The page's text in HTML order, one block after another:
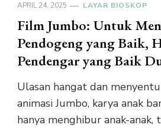
APRIL 24, 2025 LAYAR BIOSKOP
Film Jumbo: Untuk
Pendogeng yang Baik,
Pendengar yang Baik
Ulasan hangat dan
animasi Jumbo, karya anak
hanya menghibur anak-anak,